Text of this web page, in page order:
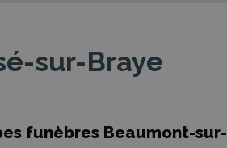
sur-Braye
funèbres Beaumont-sur-